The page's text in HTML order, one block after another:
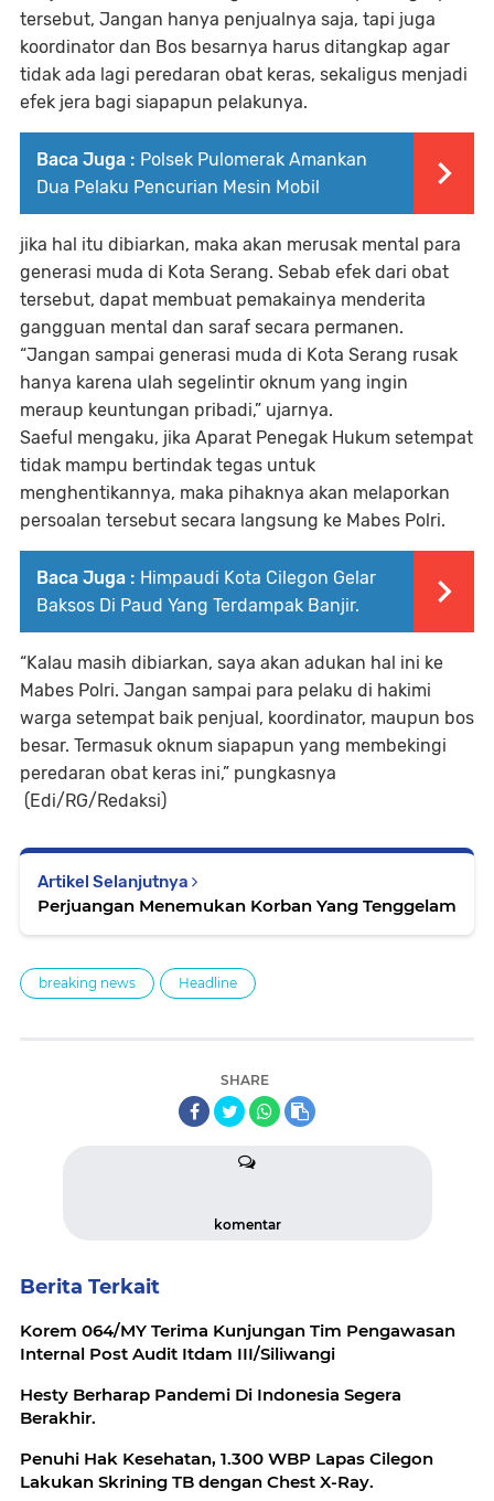
tersebut, Jangan hanya penjualnya saja, tapi juga
koordinator dan Bos besarnya harus ditangkap agar
tidak ada lagi peredaran obat keras, sekaligus menjadi
efek jera bagi siapapun pelakunya.
Baca Juga : Polsek Pulomerak Amankan
Dua Pelaku Pencurian Mesin Mobil
jika hal itu dibiarkan, maka akan merusak mental para
generasi muda di Kota Serang. Sebab efek dari obat
tersebut, dapat membuat pemakainya menderita
gangguan mental dan saraf secara permanen.
“Jangan sampai generasi muda di Kota Serang rusak
hanya karena ulah segelintir oknum yang ingin
meraup keuntungan pribadi,” ujarnya.
Saeful mengaku, jika Aparat Penegak Hukum setempat
tidak mampu bertindak tegas untuk
menghentikannya, maka pihaknya akan melaporkan
persoalan tersebut secara langsung ke Mabes Polri.
Baca Juga : Himpaudi Kota Cilegon Gelar
Baksos Di Paud Yang Terdampak Banjir.
“Kalau masih dibiarkan, saya akan adukan hal ini ke
Mabes Polri. Jangan sampai para pelaku di hakimi
warga setempat baik penjual, koordinator, maupun bos
besar. Termasuk oknum siapapun yang membekingi
peredaran obat keras ini,” pungkasnya
(Edi/RG/Redaksi)
Artikel Selanjutnya
Perjuangan Menemukan Korban Yang Tenggelam
breaking news Headline
SHARE
komentar
Berita Terkait
Korem 064/MY Terima Kunjungan Tim Pengawasan
Internal Post Audit Itdam III/Siliwangi
Hesty Berharap Pandemi Di Indonesia Segera
Berakhir.
Penuhi Hak Kesehatan, 1.300 WBP Lapas Cilegon
Lakukan Skrining TB dengan Chest X-Ray.